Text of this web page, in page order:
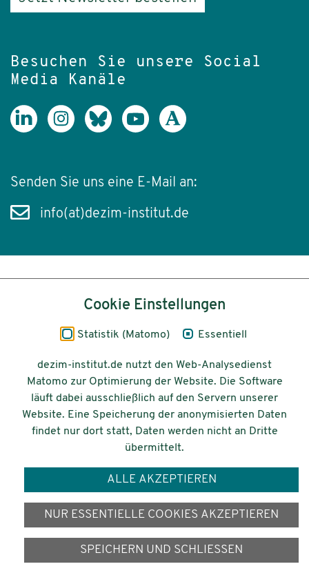
Besuchen Sie unsere Social
Media Kanäle
Senden Sie uns eine E-Mail an:
info(at)dezim-institut.de
Impressum
Datenschutz
Barrierefreiheit
© 2026 Deutsches Zentrum für
Integrations-
und Migrationsforschung DeZIM e.V.
Cookie Einstellungen
Statistik (Matomo) Essentiell
dezim-institut.de nutzt den Web-Analysedienst
Matomo zur Optimierung der Website. Die Software
läuft dabei ausschließlich auf den Servern unserer
Website. Eine Speicherung der anonymisierten Daten
findet nur dort statt, Daten werden nicht an Dritte
übermittelt.
ALLE AKZEPTIEREN
NUR ESSENTIELLE COOKIES AKZEPTIEREN
SPEICHERN UND SCHLIESSEN